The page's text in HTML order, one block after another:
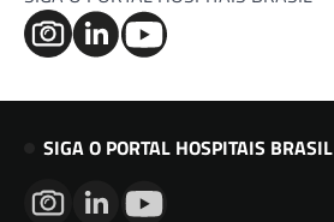
SIGA O PORTAL HOSPITAIS BRASIL